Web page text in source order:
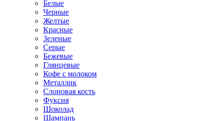
Белые
Черные
Желтые
Красные
Зеленые
Серые
Бежевые
Глянцевые
Кофе с молоком
Металлик
Слоновая кость
Фуксия
Шоколад
Шампань